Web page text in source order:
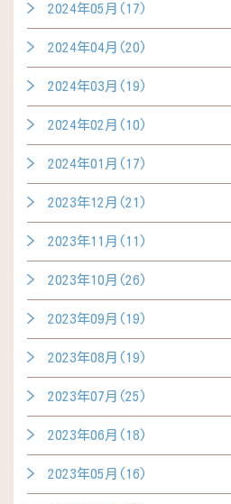
2024年05月(17)
2024年04月(20)
2024年03月(19)
2024年02月(10)
2024年01月(17)
2023年12月(21)
2023年11月(11)
2023年10月(26)
2023年09月(19)
2023年08月(19)
2023年07月(25)
2023年06月(18)
2023年05月(16)